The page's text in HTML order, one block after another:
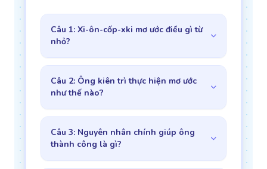
Câu 1: Xi-ôn-cốp-xki mơ ước điều gì từ
nhỏ?
Câu 2: Ông kiên trì thực hiện mơ ước
như thế nào?
Câu 3: Nguyên nhân chính giúp ông
thành công là gì?